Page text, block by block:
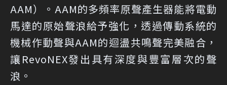
AAM）。AAM的多頻率原聲產生器能將電動
馬達的原始聲浪給予強化，透過傳動系統的
機械作動聲與AAM的迴盪共鳴聲完美融合，
讓RevoNEX發出具有深度與豐富層次的聲
浪。